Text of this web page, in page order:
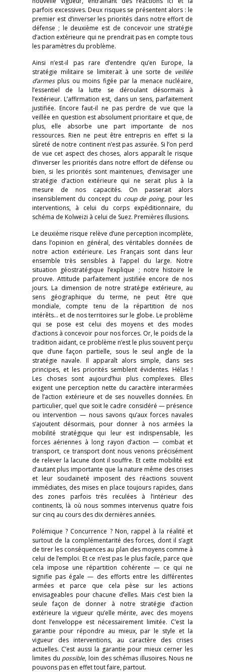
parfois excessives. Deux risques se présentent alors : le
premier est d’inverser les priorités dans notre effort de
défense ; le deuxième est de concevoir une stratégie
d’action extérieure qui ne prendrait pas en compte tous
les paramètres du problème.
Ainsi n’est-il pas rare d’entendre qu’en Europe, la
stratégie militaire se limiterait à une sorte de veillée
d’armesplus ou moins figée par la menace nucléaire,
l’essentiel de la lutte se déroulant désormais à
l’extérieur. L’affirmation est, dans un sens, parfaitement
justifiée. Encore faut-il ne pas perdre de vue que la
veillée en question est absolument prioritaire et que, de
plus, elle absorbe une part importante de nos
ressources. Rien ne peut être entrepris en effet si la
sûreté de notre continent n’est pas assurée. Si l’on perd
de vue cet aspect des choses, alors apparaît le risque
d’inverser les priorités dans notre effort de défense ou
bien, si les priorités sont maintenues, d’envisager une
stratégie d’action extérieure qui ne serait plus à la
mesure de nos capacités. On passerait alors
insensiblement du concept du coup de poing,pour les
interventions, à celui du corps expéditionnaire, du
schéma de Kolweizi à celui de Suez. Premières illusions.
Le deuxième risque relève d’une perception incomplète,
dans l’opinion en général, des véritables données de
notre action extérieure. Les Français sont dans leur
ensemble très sensibles à l’appel du large. Notre
situation géostratégique l’explique ; notre histoire le
prouve. Attitude parfaitement justifiée encore de nos
jours. La dimension de notre stratégie extérieure, au
sens géographique du terme, ne peut être que
mondiale, compte tenu de la répartition de nos
intérêts… et de nos territoires sur le globe. Le problème
qui se pose est celui des moyens et des modes
d’actions à concevoir pour nos forces. Or, le poids de la
tradition aidant, ce problème n’est le plus souvent perçu
que d’une façon partielle, sous le seul angle de la
stratégie navale. Il apparaît alors simple, dans ses
principes, et les priorités semblent évidentes. Hélas !
Les choses sont aujourd’hui plus complexes. Elles
exigent une perception nette du caractère interarmées
de l’action extérieure et de ses nouvelles données. En
particulier, quel que soit le cadre considéré — présence
ou intervention — nous savons qu’aux forces navales
s’ajoutent désormais, pour donner à nos armées la
mobilité stratégique qui leur est indispensable, les
forces aériennes à long rayon d’action — combat et
transport, ce transport dont nous venons précisément
de relever la lacune dont il souffre. Et cette mobilité est
d’autant plus importante que la nature même des crises
et leur soudaineté imposent des réactions souvent
immédiates, des mises en place toujours rapides, dans
des zones parfois très reculées à l’intérieur des
continents, là où nous sommes intervenus quatre fois
sur cinq au cours des dix dernières années.
Polémique ? Concurrence ? Non, rappel à la réalité et
surtout de la complémentarité des forces, dont il s’agit
de tirer les conséquences au plan des moyens comme à
celui de l’emploi. Et ce n’est pas le plus facile, parce que
cela impose une répartition cohérente — ce qui ne
signifie pas égale — des efforts entre les différentes
armées et parce que cela pèse sur les actions
envisageables pour chacune d’elles. Mais c’est bien la
seule façon de donner à notre stratégie d’action
extérieure la vigueur qu’elle mérite, avec des moyens
dont l’enveloppe est nécessairement limitée. C’est la
garantie pour répondre au mieux, par le style et la
vigueur des interventions, au caractère des crises
actuelles. C’est aussi la garantie pour mieux cerner les
limites du possible, loin des schémas illusoires. Nous ne
pouvons pas en effet tout faire, partout.